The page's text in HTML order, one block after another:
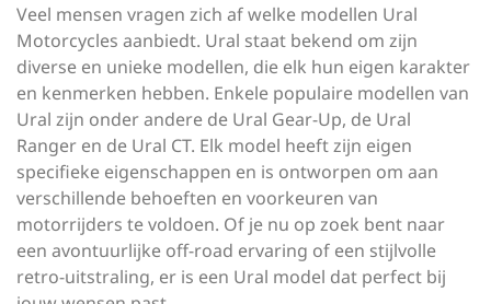
Veel mensen vragen zich af welke modellen Ural
Motorcycles aanbiedt. Ural staat bekend om zijn
diverse en unieke modellen, die elk hun eigen karakter
en kenmerken hebben. Enkele populaire modellen van
Ural zijn onder andere de Ural Gear-Up, de Ural
Ranger en de Ural CT. Elk model heeft zijn eigen
specifieke eigenschappen en is ontworpen om aan
verschillende behoeften en voorkeuren van
motorrijders te voldoen. Of je nu op zoek bent naar
een avontuurlijke off-road ervaring of een stijlvolle
retro-uitstraling, er is een Ural model dat perfect bij